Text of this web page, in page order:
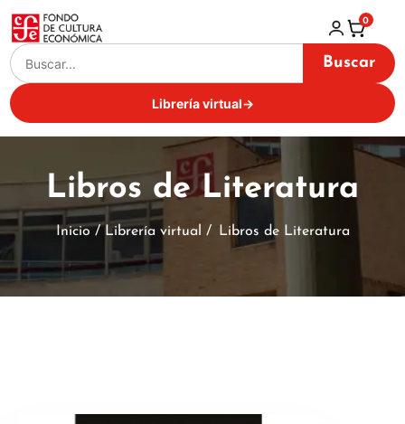
Buscar
Librería virtual→
0
Libros de Literatura
Inicio / Librería virtual / Libros de Literatura